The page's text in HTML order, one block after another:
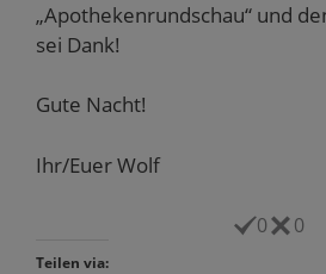
„Apothekenrundschau“ und
sei Dank!
Gute Nacht!
Ihr/Euer Wolf
0 0
Teilen via: